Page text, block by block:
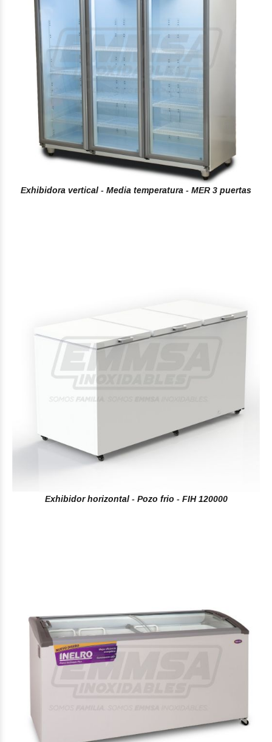
Exhibidora vertical - Media temperatura - MER 3 puertas
Exhibidor horizontal - Pozo frio - FIH 120000